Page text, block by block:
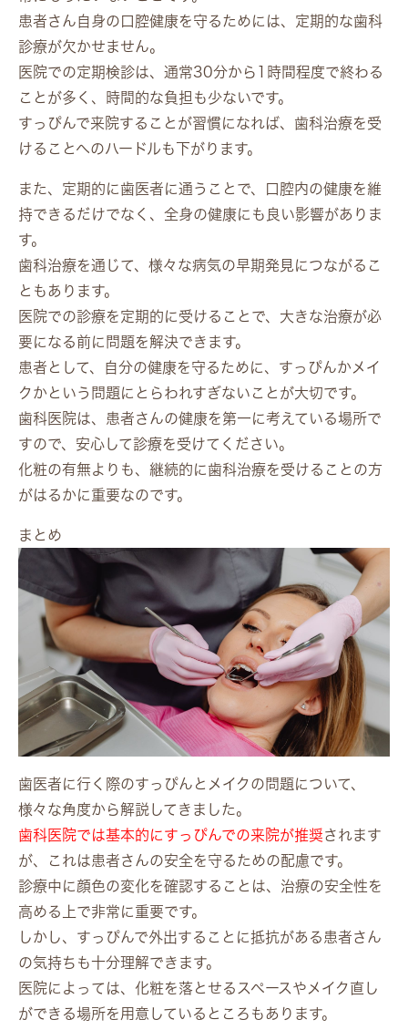
患者さん自身の口腔健康を守るためには、定期的な歯科
診療が欠かせません。
医院での定期検診は、通常30分から1時間程度で終わる
ことが多く、時間的な負担も少ないです。
すっぴんで来院することが習慣になれば、歯科治療を受
けることへのハードルも下がります。
また、定期的に歯医者に通うことで、口腔内の健康を維
持できるだけでなく、全身の健康にも良い影響がありま
す。
歯科治療を通じて、様々な病気の早期発見につながるこ
ともあります。
医院での診療を定期的に受けることで、大きな治療が必
要になる前に問題を解決できます。
患者として、自分の健康を守るために、すっぴんかメイ
クかという問題にとらわれすぎないことが大切です。
歯科医院は、患者さんの健康を第一に考えている場所で
すので、安心して診療を受けてください。
化粧の有無よりも、継続的に歯科治療を受けることの方
がはるかに重要なのです。
まとめ
歯医者に行く際のすっぴんとメイクの問題について、
様々な角度から解説してきました。
歯科医院では基本的にすっぴんでの来院が推奨されます
が、これは患者さんの安全を守るための配慮です。
診療中に顔色の変化を確認することは、治療の安全性を
高める上で非常に重要です。
しかし、すっぴんで外出することに抵抗がある患者さん
の気持ちも十分理解できます。
医院によっては、化粧を落とせるスペースやメイク直し
ができる場所を用意しているところもあります。